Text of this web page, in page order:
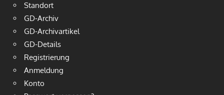
Standort
GD-Archiv
GD-Archivartikel
GD-Details
Registrierung
Anmeldung
Konto